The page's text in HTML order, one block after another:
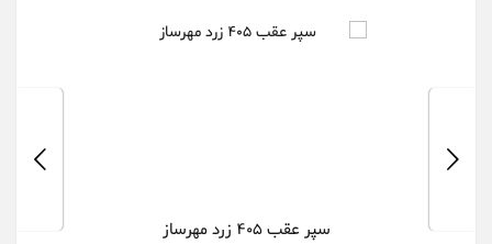
سپر عقب 405 زرد مهرساز